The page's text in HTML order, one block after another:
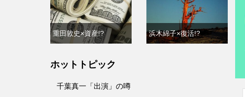
重田敦史×資産!? 浜木綿子×復活!?
ホットトピック
千葉真一「出演」の噂